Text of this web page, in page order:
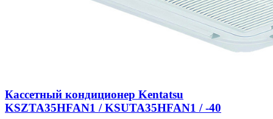
Кассетный кондиционер Kentatsu
KSZTA35HFAN1 / KSUTA35HFAN1 / -40